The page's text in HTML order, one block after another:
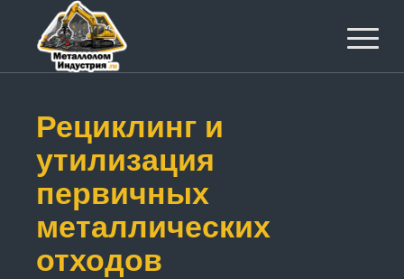
Рециклинг и
утилизация
первичных
металлических
отходов